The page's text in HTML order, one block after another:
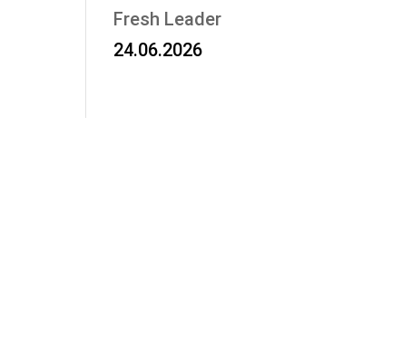
Fresh Leader
24.06.2026